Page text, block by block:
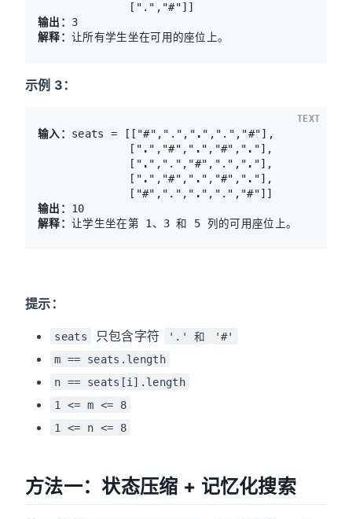
输出：
解释：
示例 3：
输入： seats = [["#","."," . ",".","#"],
[" . ","#"," . ","#"," . "],
[" . ",".","#","."," . "],
[" . ","#"," . ","#"," . "],
["#","."," .
输出：
解释：
TEXT
提示：
seats 只包含字符 '.' 和
'#'
m == seats.length
n == seats[i].length
1 <= m <= 8
1 <= n <= 8
方法一：状态压缩 + 记忆化搜索